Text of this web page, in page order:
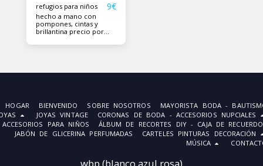
refugios para niños 9€
hecho a mano con
pompones, cintas y
brillantina precio por
HOGAR BIENVENIDO SOBRE NOSOTROS
MAYORISTA BODA -
JOYAS VINTAGE
CORONAS DE BODA - ACCESORIOS NUPCIALES
ACCESORIOS PARA NIÑOS
ÁLBUM DE RECORTES DIY - CAJA DE
JABÓN DE GLICERINA PERFUMADAS
CARTELES PINTURAS DECORACIÓN
MÚSICA